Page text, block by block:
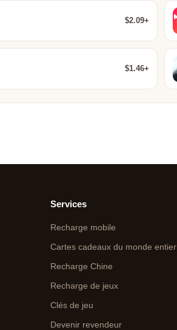
$2.09+
$1.46+
Services
Recharge mobile
Cartes cadeaux du monde entier
Recharge Chine
Recharge de jeux
Clés de jeu
Devenir revendeur